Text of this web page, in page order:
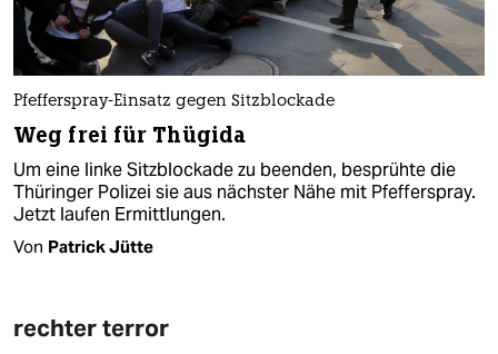
Pfefferspray-Einsatz gegen Sitzblockade
Weg frei für Thügida
Um eine linke Sitzblockade zu beenden, besprühte die
Thüringer Polizei sie aus nächster Nähe mit Pfefferspray.
Jetzt laufen Ermittlungen.
Von Patrick Jütte
rechter terror